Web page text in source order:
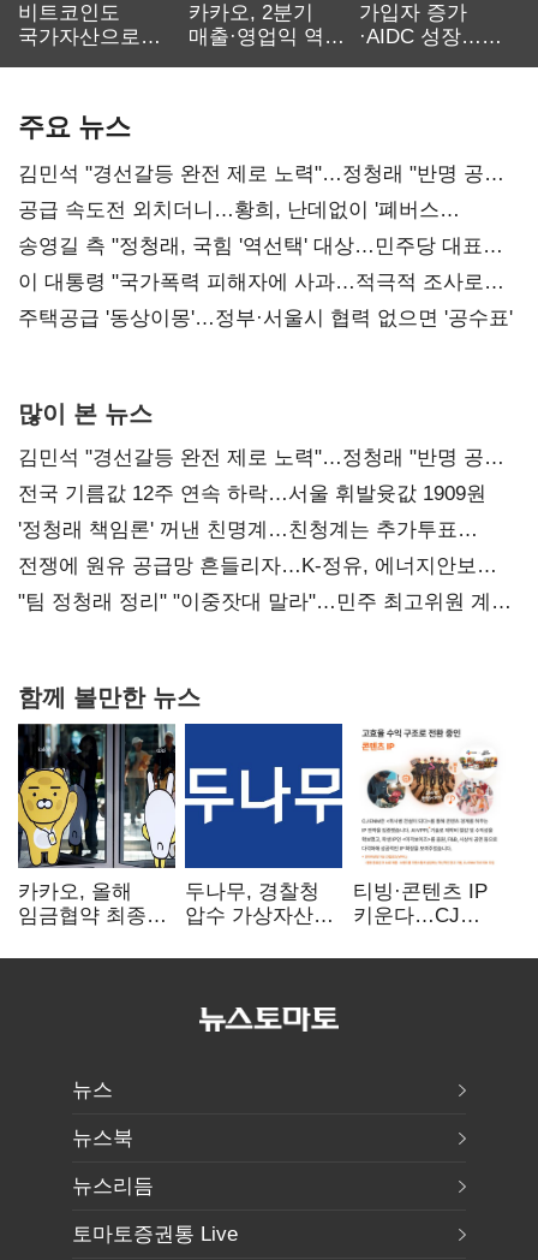
비트코인도
국가자산으로…'
카카오, 2분기
매출·영업익 역대
가입자 증가
·AIDC 성장…
주요 뉴스
김민석 "경선갈등 완전 제로 노력"…정청래 "반명 공세
사과부터"
공급 속도전 외치더니…황희, 난데없이 '폐버스
리모델링' 제안
송영길 측 "정청래, 국힘 '역선택' 대상…민주당 대표로
총선 지휘 못해"
이 대통령 "국가폭력 피해자에 사과…적극적 조사로
진실 밝혀야"
주택공급 '동상이몽'…정부·서울시 협력 없으면 '공수표'
많이 본 뉴스
김민석 "경선갈등 완전 제로 노력"…정청래 "반명 공세
사과부터"
전국 기름값 12주 연속 하락…서울 휘발윳값 1909원
'정청래 책임론' 꺼낸 친명계…친청계는 추가투표
때리기
전쟁에 원유 공급망 흔들리자…K-정유, 에너지안보
핵심으로 재부상
"팀 정청래 정리" "이중잣대 말라"…민주 최고위원 계파
함께 볼만한 뉴스
카카오, 올해
임금협약 최종
인상·격려금
두나무, 경찰청
압수 가상자산
커스터디 사업
티빙·콘텐츠 IP
키운다…CJ
글로벌 확장 가속
뉴스
뉴스북
뉴스리듬
토마토증권통 Live